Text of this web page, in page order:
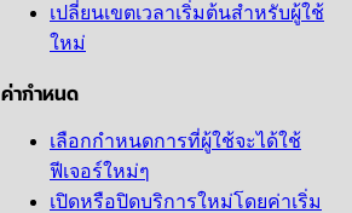
เปลี่ยนเขตเวลาเริ่มต้นสำหรับผู้ใช้
ใหม่
ค่ากำหนด
เลือกกำหนดการที่ผู้ใช้จะได้ใช้
ฟีเจอร์ใหม่ๆ
เปิดหรือปิดบริการใหม่โดยค่าเริ่ม